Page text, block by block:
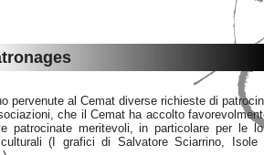
pervenute al Cemat diverse richieste di
che il Cemat ha accolto
patrocinate meritevoli, in particolare per le
(I grafici di Salvatore Sciarrino, Isole